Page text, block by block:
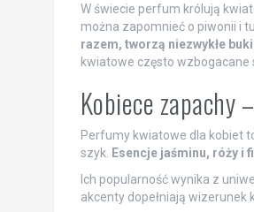
W świecie perfum królują
można zapomnieć o piwonii i
razem, tworzą niezwykłe
kwiatowe często wzbogacane
Kobiece zapachy
Perfumy kwiatowe dla kobiet
szyk.
Esencje jaśminu, róży i
Ich popularność wynika z
akcenty dopełniają wizerunek